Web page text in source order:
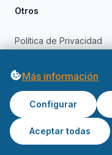
Otros
Política de Privacidad
© 2026
Más información
Configurar
Aceptar todas